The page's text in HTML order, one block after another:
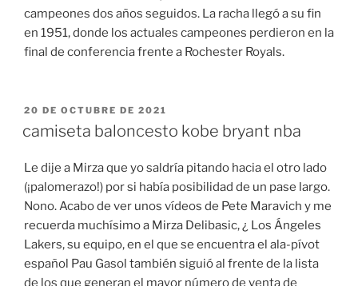
campeones dos años seguidos. La racha llegó a su fin
en 1951, donde los actuales campeones perdieron en la
final de conferencia frente a Rochester Royals.
PUBLICADO
20 DE OCTUBRE DE 2021
camiseta baloncesto kobe bryant nba
Le dije a Mirza que yo saldría pitando hacia el otro lado
(¡palomerazo!) por si había posibilidad de un pase largo.
Nono. Acabo de ver unos vídeos de Pete Maravich y me
recuerda muchísimo a Mirza Delibasic, ¿ Los Ángeles
Lakers, su equipo, en el que se encuentra el ala-pívot
español Pau Gasol también siguió al frente de la lista
de los que generan el mayor número de venta de